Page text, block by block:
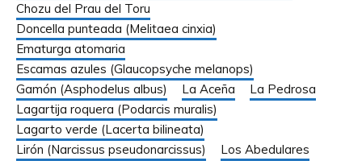
Chozu del Prau del Toru
Doncella punteada (Melitaea cinxia)
Ematurga atomaria
Escamas azules (Glaucopsyche melanops)
Gamón (Asphodelus albus)
La Aceña
La Pedrosa
Lagartija roquera (Podarcis muralis)
Lagarto verde (Lacerta bilineata)
Lirón (Narcissus pseudonarcissus)
Los Abedulares